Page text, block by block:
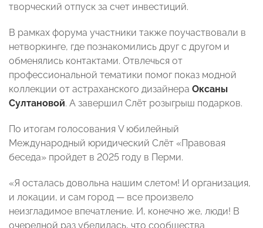
творческий отпуск за счет инвестиций.
В рамках форума участники также поучаствовали в
нетворкинге, где познакомились друг с другом и
обменялись контактами. Отвлечься от
профессиональной тематики помог показ модной
коллекции от астраханского дизайнера Оксаны
Султановой. А завершил Слёт розыгрыш подарков.
По итогам голосования V юбилейный
Международный юридический Слёт «Правовая
беседа» пройдет в 2025 году в Перми.
«Я осталась довольна нашим слетом! И организация,
и локации, и сам город — все произвело
неизгладимое впечатление. И, конечно же, люди! В
очередной раз убедилась, что сообщества